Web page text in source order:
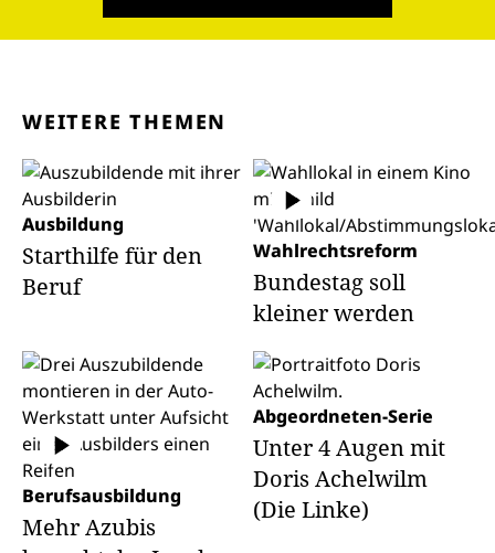
WEITERE THEMEN
Ausbildung
Starthilfe für den
Beruf
Wahlrechtsreform
Bundestag soll
kleiner werden
Berufsausbildung
Mehr Azubis
Abgeordneten-Serie
Unter 4 Augen mit
Doris Achelwilm
(Die Linke)